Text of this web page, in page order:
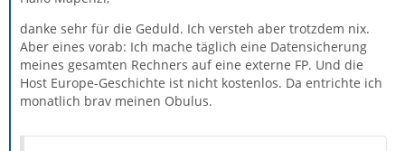
danke sehr für die Geduld. Ich versteh aber trotzdem nix.
Aber eines vorab: Ich mache täglich eine Datensicherung
meines gesamten Rechners auf eine externe FP. Und die
Host Europe-Geschichte ist nicht kostenlos. Da entrichte ich
monatlich brav meinen Obulus.